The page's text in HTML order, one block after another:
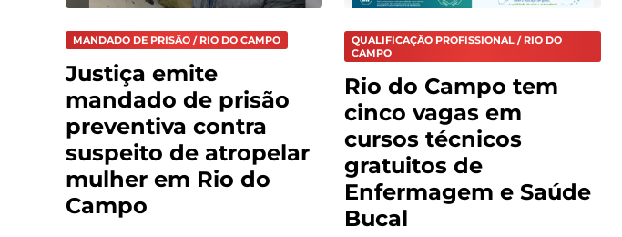
MANDADO DE PRISÃO / RIO DO CAMPO
Justiça emite
mandado de prisão
preventiva contra
suspeito de atropelar
mulher em Rio do
Campo
QUALIFICAÇÃO PROFISSIONAL / RIO DO
CAMPO
Rio do Campo tem
cinco vagas em
cursos técnicos
gratuitos de
Enfermagem e Saúde
Bucal